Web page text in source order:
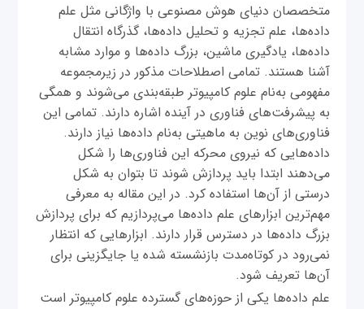
متخصصان دنیای هوش مصنوعی با واژگانی مثل علم
داده‌ها، علم تجزیه‌ و تحلیل داده‌ها، گذرگاه انتقال
داده‌ها، یادگیری ماشین، بزرگ داده‌ها و موارد مشابه
آشنا هستند. تمامی اصطلاحات مذکور در زیرمجموعه
مفهومی به‌نام علوم کامپیوتر طبقه‌بندی می‌شوند و همگی
به پیشرفت‌های فناوری در آینده اشاره دارند. تمامی این
فناوری‌های نوین به ماهیتی به‌نام داده‌ها نیاز دارند.
داده‌هایی که نیروی محرکه این فناوری‌ها را شکل
می‌دهند ابتدا باید پردازش شوند تا بتوان به شکل
درستی از آن‌ها استفاده کرد. در این مقاله به معرفی
مهم‌ترین ابزارهای علم داده‌ها می‌پردازیم که برای پردازش
بزرگ داده‌ها در دسترس قرار دارند. ابزارهایی که انتظار
نمی‌رود در کوتاه‌مدت بازنشسته شده یا جایگزینی برای
آن‌ها تعریف شود.
علم داده‌ها یکی از حوزه‌های گسترده علوم کامپیوتر است